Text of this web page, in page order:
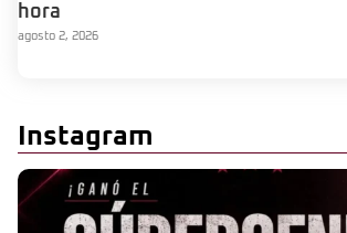
hora
agosto 2, 2026
Instagram